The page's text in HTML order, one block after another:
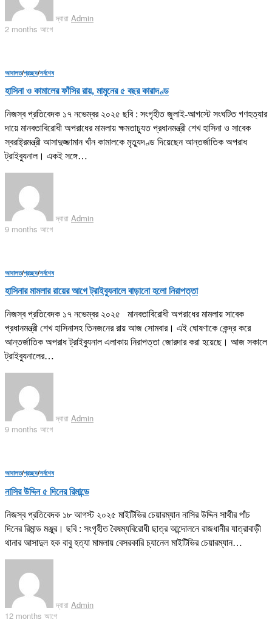
দ্বারা Admin
2 months আগে
আদালত/প্রচ্ছদ/সর্বশেষ
হাসিনা ও কামালের ফাঁসির রায়, মামুনের ৫ বছর কারাদণ্ড
নিজস্ব প্রতিবেদক ১৭ নভেম্বর ২০২৫ ছবি : সংগৃহীত জুলাই-আগস্টে সংঘটিত গণহত্যার
দায়ে মানবতাবিরোধী অপরাধের মামলায় ক্ষমতাচ্যুত প্রধানমন্ত্রী শেখ হাসিনা ও সাবেক
স্বরাষ্ট্রমন্ত্রী আসাদুজ্জামান খাঁন কামালকে মৃত্যুদণ্ড দিয়েছেন আন্তর্জাতিক অপরাধ
ট্রাইব্যুনাল। একই সঙ্গে…
দ্বারা Admin
9 months আগে
আদালত/প্রচ্ছদ/সর্বশেষ
হাসিনার মামলার রায়ের আগে ট্রাইব্যুনালে বাড়ানো হলো নিরাপত্তা
নিজস্ব প্রতিবেদক ১৭ নভেম্বর ২০২৫ মানবতাবিরোধী অপরাধের মামলায় সাবেক
প্রধানমন্ত্রী শেখ হাসিনাসহ তিনজনের রায় আজ সোমবার। এই ঘোষণাকে কেন্দ্র করে
আন্তর্জাতিক অপরাধ ট্রাইব্যুনাল এলাকায় নিরাপত্তা জোরদার করা হয়েছে। আজ সকালে
ট্রাইব্যুনালের…
দ্বারা Admin
9 months আগে
আদালত/প্রচ্ছদ/সর্বশেষ
নাসির উদ্দিন ৫ দিনের রিমান্ডে
নিজস্ব প্রতিবেদক ১৮ আগস্ট ২০২৫ মাইটিভির চেয়ারম্যান নাসির উদ্দিন সাথীর পাঁচ
দিনের রিমান্ড মঞ্জুর। ছবি : সংগৃহীত বৈষম্যবিরোধী ছাত্র আন্দোলনে রাজধানীর যাত্রাবাড়ী
থানার আসাদুল হক বাবু হত্যা মামলায় বেসরকারি চ্যানেল মাইটিভির চেয়ারম্যান…
দ্বারা Admin
12 months আগে